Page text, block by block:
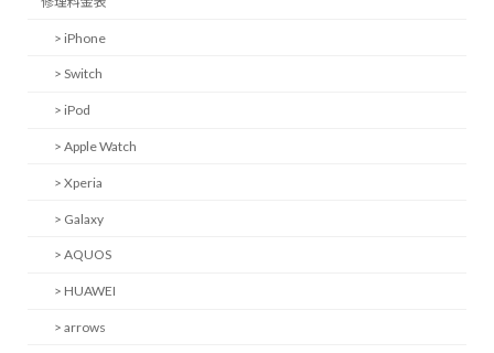
> iPhone
> Switch
> iPod
> Apple Watch
> Xperia
> Galaxy
> AQUOS
> HUAWEI
> arrows